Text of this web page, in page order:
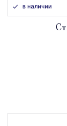
в наличии